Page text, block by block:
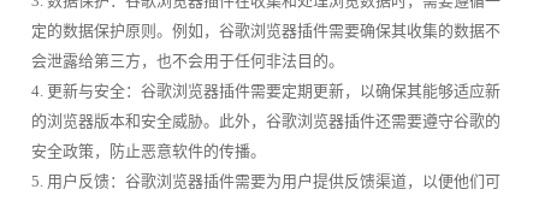
定的数据保护原则。例如，谷歌浏览器插件需要确保其收集的数据不
会泄露给第三方，也不会用于任何非法目的。
4. 更新与安全：谷歌浏览器插件需要定期更新，以确保其能够适应新
的浏览器版本和安全威胁。此外，谷歌浏览器插件还需要遵守谷歌的
安全政策，防止恶意软件的传播。
5. 用户反馈：谷歌浏览器插件需要为用户提供反馈渠道，以便他们可